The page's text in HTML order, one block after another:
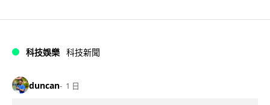
科技娛樂 科技新聞
duncan 1 日